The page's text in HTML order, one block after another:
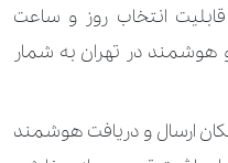
160.000 تومان
350.000 تومان
انتخاب روز و ساعت
هوشمند در تهران به شمار
ارسال و دریافت هوشمند